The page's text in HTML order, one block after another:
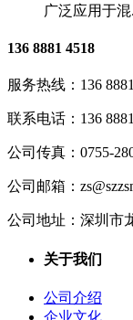
广泛应用于混
136 8881 4518
服务热线： 136
联系电话： 136
公司传真： 0755-
公司邮箱：
公司地址： 深圳市
关于我们
公司介绍
企业文化